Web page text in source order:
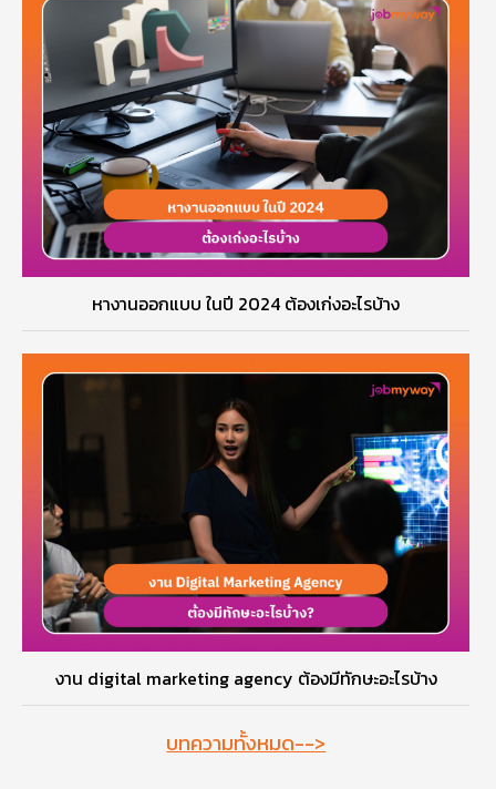
หางานออกแบบ ในปี 2024 ต้องเก่งอะไรบ้าง
งาน digital marketing agency ต้องมีทักษะอะไรบ้าง
บทความทั้งหมด-->